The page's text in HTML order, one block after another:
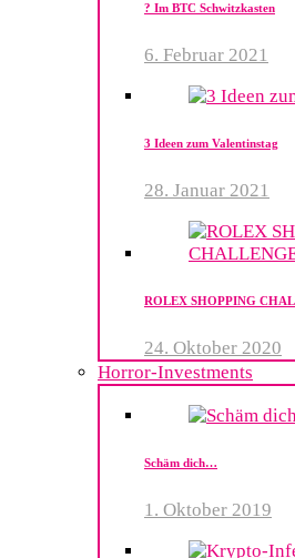
? Im BTC Schwitzkasten
6. Februar 2021
3 Ideen zum Valentinstag
28. Januar 2021
ROLEX SHOPPING
24. Oktober 2020
Horror-Investments
Schäm dich…
1. Oktober 2019